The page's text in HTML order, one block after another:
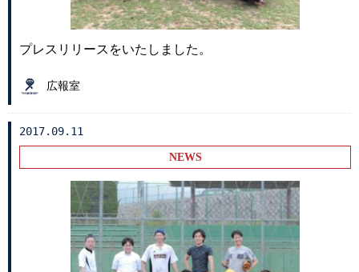
プレスリリースをいたしました。
広報室
2017.09.11
NEWS